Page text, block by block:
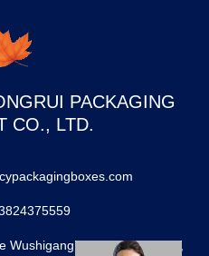
PACKAGING
CO., LTD.
Wushigang, Dalang, Longhua,